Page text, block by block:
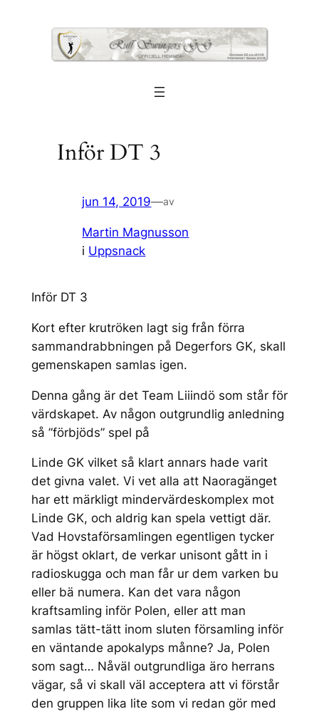
Inför DT 3
jun 14, 2019—av
Martin Magnusson
i Uppsnack
Inför DT 3
Kort efter krutröken lagt sig från förra
sammandrabbningen på Degerfors GK, skall
gemenskapen samlas igen.
Denna gång är det Team Liiindö som står för
värdskapet. Av någon outgrundlig anledning
så ”förbjöds” spel på
Linde GK vilket så klart annars hade varit
det givna valet. Vi vet alla att Naoragänget
har ett märkligt mindervärdeskomplex mot
Linde GK, och aldrig kan spela vettigt där.
Vad Hovstaförsamlingen egentligen tycker
är högst oklart, de verkar unisont gått in i
radioskugga och man får ur dem varken bu
eller bä numera. Kan det vara någon
kraftsamling inför Polen, eller att man
samlas tätt-tätt inom sluten församling inför
en väntande apokalyps månne? Ja, Polen
som sagt… Nåväl outgrundliga äro herrans
vägar, så vi skall väl acceptera att vi förstår
den gruppen lika lite som vi redan gör med